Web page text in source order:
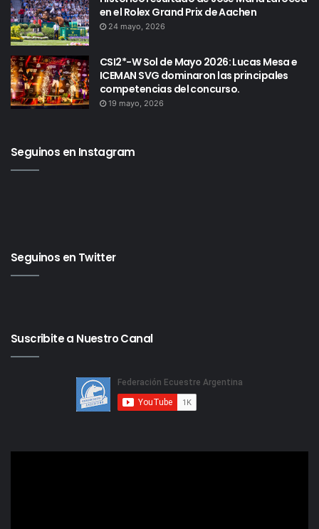
en el Rolex Grand Prix de Aachen
24 mayo, 2026
CSI2*-W Sol de Mayo 2026: Lucas Mesa e
ICEMAN SVG dominaron las principales
competencias del concurso.
19 mayo, 2026
Seguinos en Instagram
Seguinos en Twitter
Suscribite a Nuestro Canal